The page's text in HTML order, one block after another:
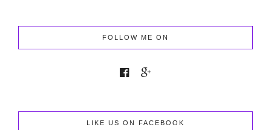
FOLLOW ME ON
LIKE US ON FACEBOOK